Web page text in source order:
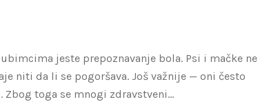
jeste prepoznavanje bola. Psi i mačke ne
niti da li se pogoršava. Još važnije — oni često
toga se mnogi zdravstveni…